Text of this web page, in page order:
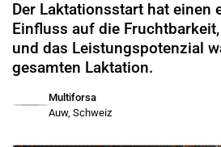
Der Laktationsstart hat einen
Einfluss auf die
und das Leistungspotenzial
gesamten Laktation.
Multiforsa
Auw, Schweiz